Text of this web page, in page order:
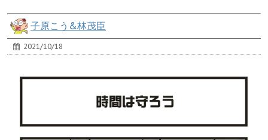
子原こう&林茂臣
2021/10/18